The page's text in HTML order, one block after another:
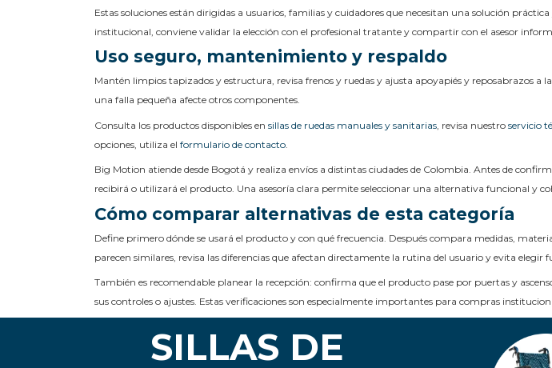
Estas soluciones están dirigidas a usuarios, familias y cuidadores que necesitan una solución
institucional, conviene validar la elección con el profesional tratante y compartir con el asesor
Uso seguro, mantenimiento y respaldo
Mantén limpios tapizados y estructura, revisa frenos y ruedas y ajusta apoyapiés y reposabrazos
una falla pequeña afecte otros componentes.
Consulta los productos disponibles en sillas de ruedas manuales y sanitarias, revisa nuestro servicio
opciones, utiliza el formulario de contacto.
Big Motion atiende desde Bogotá y realiza envíos a distintas ciudades de Colombia. Antes de
recibirá o utilizará el producto. Una asesoría clara permite seleccionar una alternativa funcional y
Cómo comparar alternativas de esta categoría
Define primero dónde se usará el producto y con qué frecuencia. Después compara medidas,
parecen similares, revisa las diferencias que afectan directamente la rutina del usuario y evita elegir
También es recomendable planear la recepción: confirma que el producto pase por puertas y
sus controles o ajustes. Estas verificaciones son especialmente importantes para compras
SILLAS DE